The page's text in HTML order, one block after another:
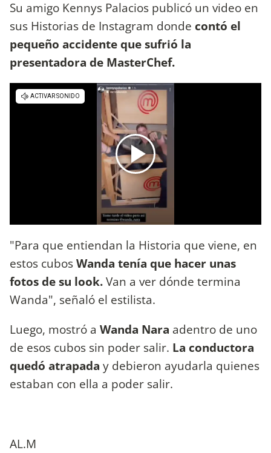
Su amigo Kennys Palacios publicó un video en
sus Historias de Instagram donde contó el
pequeño accidente que sufrió la
presentadora de MasterChef.
"Para que entiendan la Historia que viene, en
estos cubosWanda tenía que hacer unas
fotos de su look.Van a ver dónde termina
Wanda", señaló el estilista.
Luego, mostró a Wanda Nara adentro de uno
de esos cubos sin poder salir. La conductora
quedó atrapada y debieron ayudarla quienes
estaban con ella a poder salir.
AL.M